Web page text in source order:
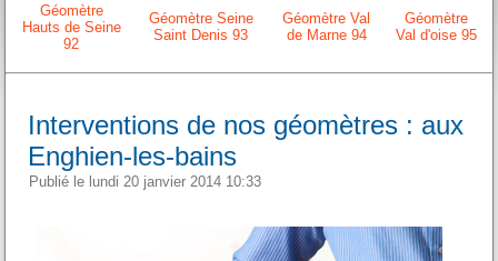
Géomètre
Hauts de Seine
92
Géomètre Seine
Saint Denis 93
Géomètre Val
de Marne 94
Géomètre
Val d'oise 95
Interventions de nos géomètres : aux
Enghien-les-bains
Publié le lundi 20 janvier 2014 10:33